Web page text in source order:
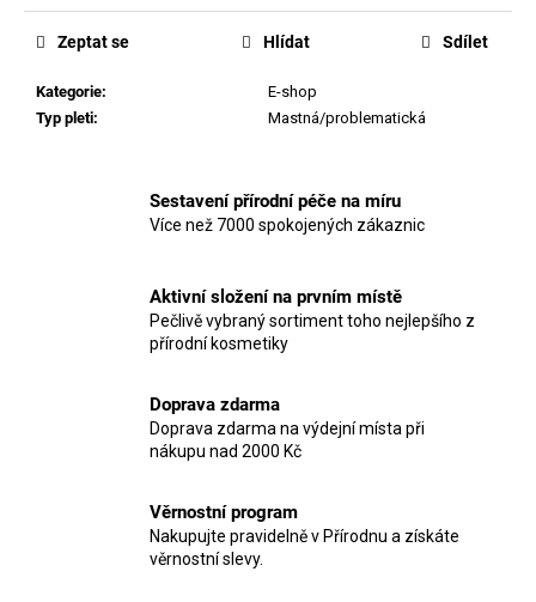
Kategorie:
E-shop
Typ pleti: Mastná/problematická
Zeptat se Hlídat Sdílet
Sestavení přírodní péče na míru
Více než 7000 spokojených zákaznic
Aktivní složení na prvním místě
Pečlivě vybraný sortiment toho nejlepšího z
přírodní kosmetiky
Doprava zdarma
Doprava zdarma na výdejní místa při
nákupu nad 2000 Kč
Věrnostní program
Nakupujte pravidelně v Přírodnu a získáte
věrnostní slevy.
m
MANUCURIST
ACTIVE™